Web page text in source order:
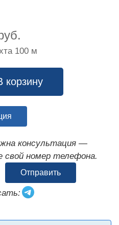
100 м
корзину
консультация —
свой номер телефона.
Отправить